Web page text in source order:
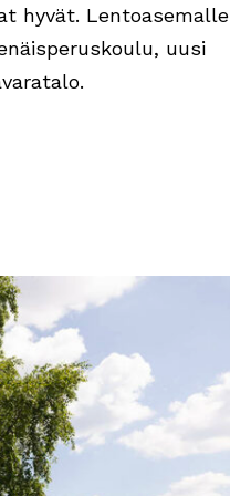
hyvät. Lentoasemalle
uusi